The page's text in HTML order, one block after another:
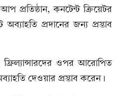
প্রতিষ্ঠান, কনটেন্ট ক্রিয়েটর
অব্যাহতি প্রদানের জন্য প্রস্তাব
ফ্রিল্যান্সারদের ওপর আরোপিত
দেওয়ার প্রস্তাব করেন।